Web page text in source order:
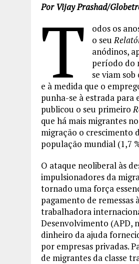
Por Vijay Prashad/
T
odos os
o seu
anódinos,
período do
se viam
e à medida que o
punha-se à estrada para
publicou o seu primeiro
que há mais migrantes
migração o crescimento
população mundial (1,7
O ataque neoliberal às
impulsionadores da
tornado uma força
pagamento de remessas
trabalhadora
Desenvolvimento (APD,
dinheiro da ajuda
por empresas privadas.
de migrantes da classe